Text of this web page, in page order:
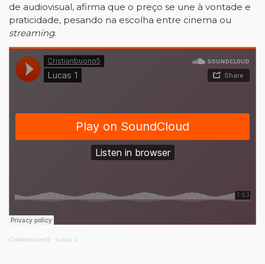
de audiovisual, afirma que o preço se une à vontade e
praticidade, pesando na escolha entre cinema ou
streaming.
Cristianbuono5 · Lucas 1